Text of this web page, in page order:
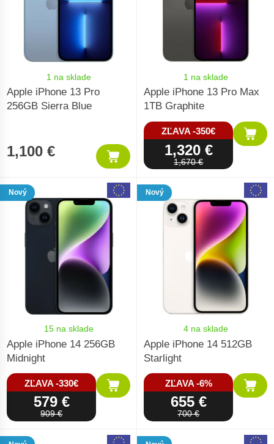
1 na sklade
Apple iPhone 13 Pro
256GB Sierra Blue
1,100 €
1 na sklade
Apple iPhone 13 Pro Max
1TB Graphite
ZĽAVA -350€
1,320 €
1,670 €
Nový
15 na sklade
Apple iPhone 14 256GB
Midnight
ZĽAVA -330€
579 €
909 €
Nový
4 na sklade
Apple iPhone 14 512GB
Starlight
ZĽAVA -6%
655 €
700 €